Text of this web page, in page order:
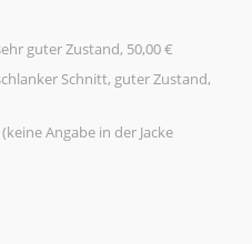
guter Zustand, 50,00 €
Schnitt, guter Zustand,
Angabe in der Jacke